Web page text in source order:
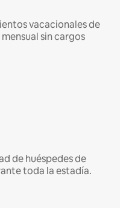
vacacionales de
sin cargos
de huéspedes de
toda la estadía.